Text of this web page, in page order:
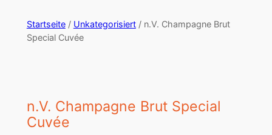
Startseite/ Unkategorisiert/ n.V. Champagne Brut
Special Cuvée
n.V. Champagne Brut Special
Cuvée